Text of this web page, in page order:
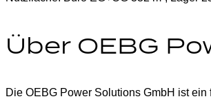
Über OEBG
Die OEBG Power Solutions GmbH ist ein